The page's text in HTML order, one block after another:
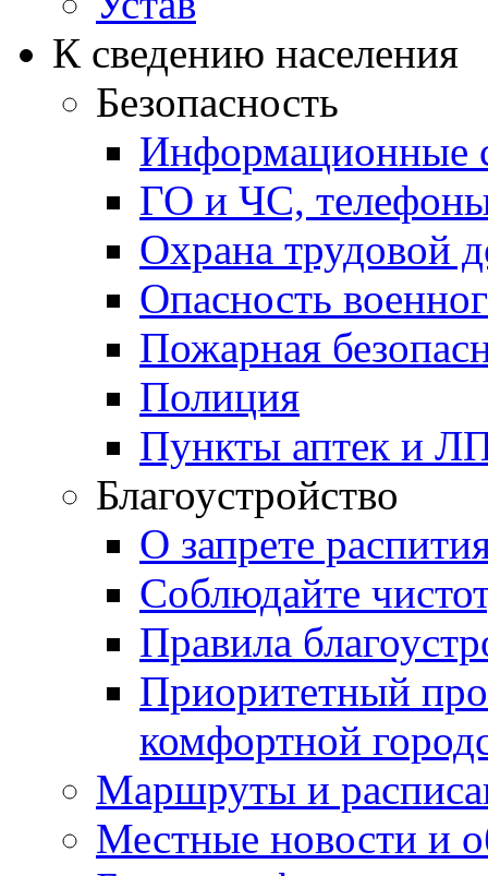
К сведению населения
Безопасность
Информационные
ГО и ЧС,
Охрана трудовой
Опасность
Пожарная
Полиция
Пункты аптек и
Благоустройство
О запрете
Соблюдайте
Правила
Приоритетный
комфортной
Маршруты и
Местные новости и